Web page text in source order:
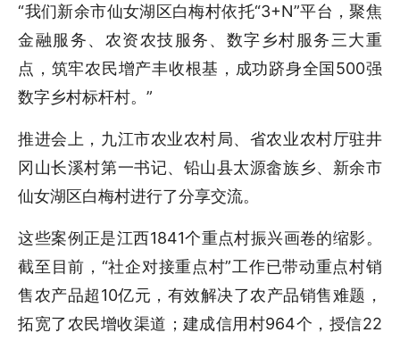
“我们新余市仙女湖区白梅村依托“3+N”平台，聚焦
金融服务、农资农技服务、数字乡村服务三大重
点，筑牢农民增产丰收根基，成功跻身全国500强
数字乡村标杆村。”
推进会上，九江市农业农村局、省农业农村厅驻井
冈山长溪村第一书记、铅山县太源畲族乡、新余市
仙女湖区白梅村进行了分享交流。
这些案例正是江西1841个重点村振兴画卷的缩影。
截至目前，“社企对接重点村”工作已带动重点村销
售农产品超10亿元，有效解决了农产品销售难题，
拓宽了农民增收渠道；建成信用村964个，授信22